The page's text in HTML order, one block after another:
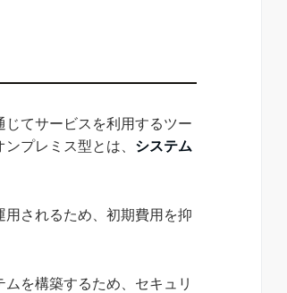
てサービスを利用するツー
プレミス型とは、 システム
されるため、初期費用を抑
を構築するため、セキュリ